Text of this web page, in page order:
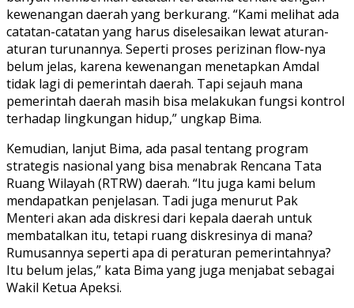
kewenangan daerah yang berkurang. “Kami melihat ada
catatan-catatan yang harus diselesaikan lewat aturan-
aturan turunannya. Seperti proses perizinan flow-nya
belum jelas, karena kewenangan menetapkan Amdal
tidak lagi di pemerintah daerah. Tapi sejauh mana
pemerintah daerah masih bisa melakukan fungsi kontrol
terhadap lingkungan hidup,” ungkap Bima.
Kemudian, lanjut Bima, ada pasal tentang program
strategis nasional yang bisa menabrak Rencana Tata
Ruang Wilayah (RTRW) daerah. “Itu juga kami belum
mendapatkan penjelasan. Tadi juga menurut Pak
Menteri akan ada diskresi dari kepala daerah untuk
membatalkan itu, tetapi ruang diskresinya di mana?
Rumusannya seperti apa di peraturan pemerintahnya?
Itu belum jelas,” kata Bima yang juga menjabat sebagai
Wakil Ketua Apeksi.